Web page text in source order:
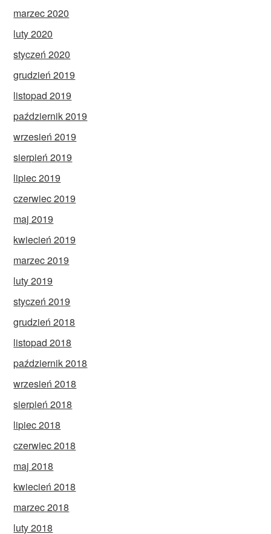
marzec 2020
luty 2020
styczeń 2020
grudzień 2019
listopad 2019
październik 2019
wrzesień 2019
sierpień 2019
lipiec 2019
czerwiec 2019
maj 2019
kwiecień 2019
marzec 2019
luty 2019
styczeń 2019
grudzień 2018
listopad 2018
październik 2018
wrzesień 2018
sierpień 2018
lipiec 2018
czerwiec 2018
maj 2018
kwiecień 2018
marzec 2018
luty 2018